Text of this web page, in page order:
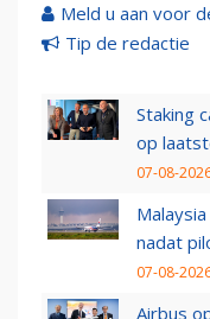
Meld u aan voor
Tip de redactie
Staking
op
07-08-
nadat
07-08-
Airbus